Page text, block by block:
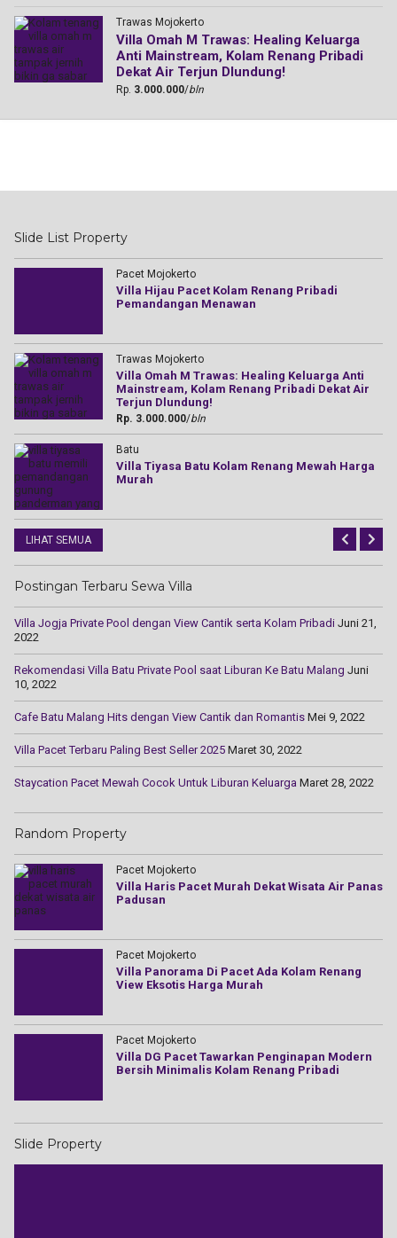
Trawas Mojokerto
Villa Omah M Trawas: Healing Keluarga
Anti Mainstream, Kolam Renang Pribadi
Dekat Air Terjun Dlundung!
Rp. 3.000.000/bln
Slide List Property
Pacet Mojokerto
Villa Hijau Pacet Kolam Renang Pribadi
Pemandangan Menawan
Trawas Mojokerto
Villa Omah M Trawas: Healing Keluarga Anti
Mainstream, Kolam Renang Pribadi Dekat Air
Terjun Dlundung!
Rp. 3.000.000/bln
Batu
Villa Tiyasa Batu Kolam Renang Mewah Harga
Murah
LIHAT SEMUA
Postingan Terbaru Sewa Villa
Villa Jogja Private Pool dengan View Cantik serta Kolam Pribadi Juni 21,
2022
Rekomendasi Villa Batu Private Pool saat Liburan Ke Batu Malang Juni
10, 2022
Cаfе Batu Mаlаng Hіtѕ dengan Vіеw Cаntіk dаn Rоmаntіѕ Mei 9, 2022
Villa Pacet Terbaru Paling Best Seller 2025 Maret 30, 2022
Staycation Pacet Mewah Cocok Untuk Liburan Keluarga Maret 28, 2022
Random Property
Pacet Mojokerto
Villa Haris Pacet Murah Dekat Wisata Air Panas
Padusan
Pacet Mojokerto
Villa Panorama Di Pacet Ada Kolam Renang
View Eksotis Harga Murah
Pacet Mojokerto
Villa DG Pacet Tawarkan Penginapan Modern
Bersih Minimalis Kolam Renang Pribadi
Slide Property